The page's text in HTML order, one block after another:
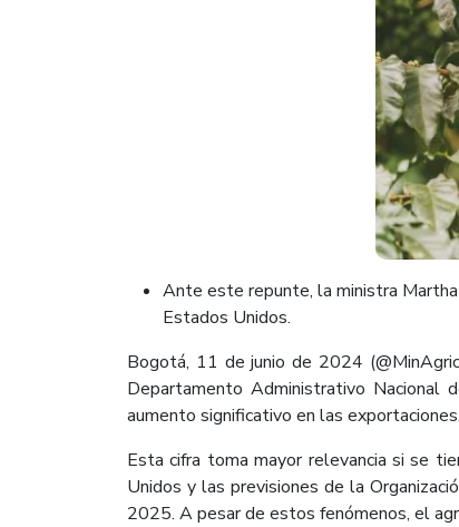
​Ante este repunte, la ministra
Estados Unidos.​
Bogotá, 11 de junio de 2024
Departamento Administrativo Nacional
aumento significativo en las
Esta cifra toma mayor relevancia si se
Unidos y las previsiones de la
2025. A pesar de estos fenómenos, el